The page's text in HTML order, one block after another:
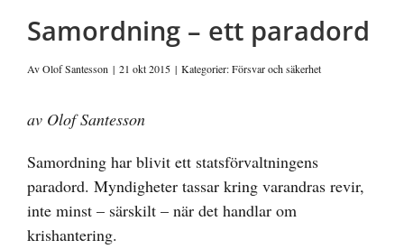
Samordning – ett paradord
AvOlof Santesson | 21 okt 2015 | Kategorier:Försvar och säkerhet
av Olof Santesson
Samordning har blivit ett statsförvaltningens
paradord. Myndigheter tassar kring varandras revir,
inte minst – särskilt – när det handlar om
krishantering.